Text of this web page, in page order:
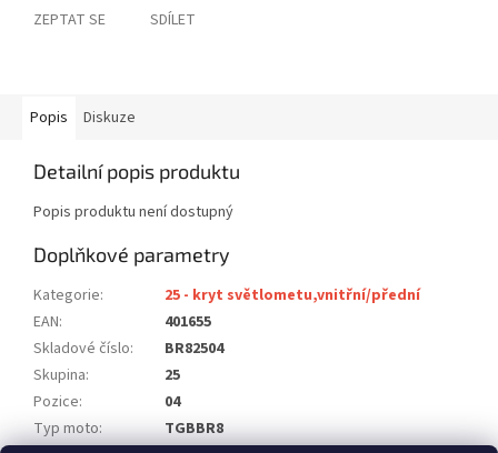
ZEPTAT SE SDÍLET
Popis Diskuze
Detailní popis produktu
Popis produktu není dostupný
Doplňkové parametry
Kategorie:
25 - kryt světlometu,vnitřní/přední
EAN:
401655
Skladové číslo:
BR82504
Skupina:
25
Pozice:
04
Typ moto:
TGBBR8